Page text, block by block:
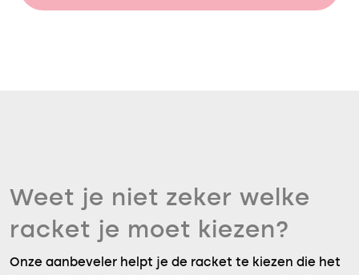
Weet je niet zeker welke
racket je moet kiezen?
Onze aanbeveler helpt je de racket te kiezen die het